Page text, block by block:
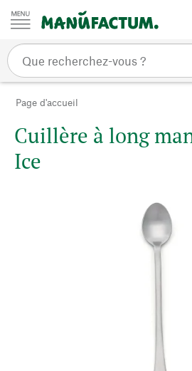
Passer au contenu
Page d'accueil
Cuillère à long
Ice